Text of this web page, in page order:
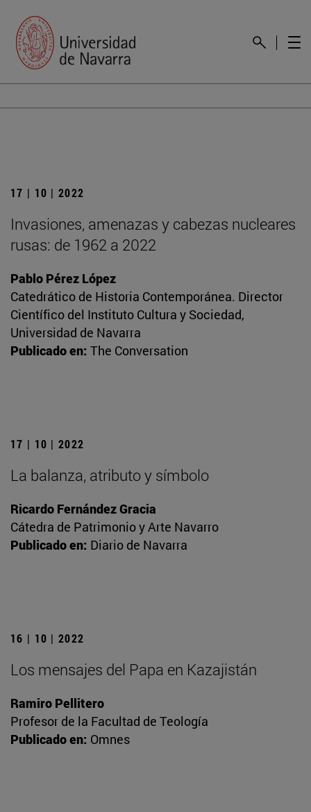
17 | 10 | 2022
Invasiones, amenazas y cabezas nucleares
rusas: de 1962 a 2022
Pablo Pérez López
Catedrático de Historia Contemporánea. Director
Científico del Instituto Cultura y Sociedad,
Universidad de Navarra
Publicado en: The Conversation
17 | 10 | 2022
La balanza, atributo y símbolo
Ricardo Fernández Gracia
Cátedra de Patrimonio y Arte Navarro
Publicado en: Diario de Navarra
16 | 10 | 2022
Los mensajes del Papa en Kazajistán
Ramiro Pellitero
Profesor de la Facultad de Teología
Publicado en: Omnes